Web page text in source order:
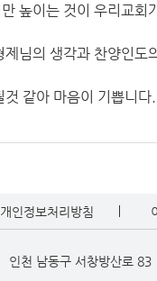
높이는 것이 우리교회
제님의 생각과 찬양인도
같아 마음이 기쁩니다.
개인정보처리방침
인천 남동구 서창방산로 83